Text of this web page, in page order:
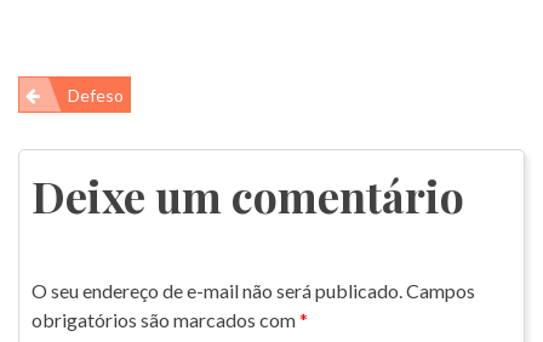
Navegação
de
Post
Defeso
Deixe um comentário
O seu endereço de e-mail não será publicado.Campos
obrigatórios são marcados com*